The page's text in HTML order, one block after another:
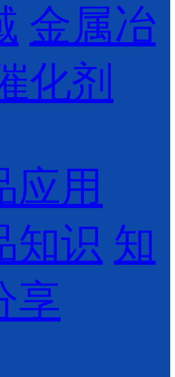
金属冶
化剂
应用
知识 知
享